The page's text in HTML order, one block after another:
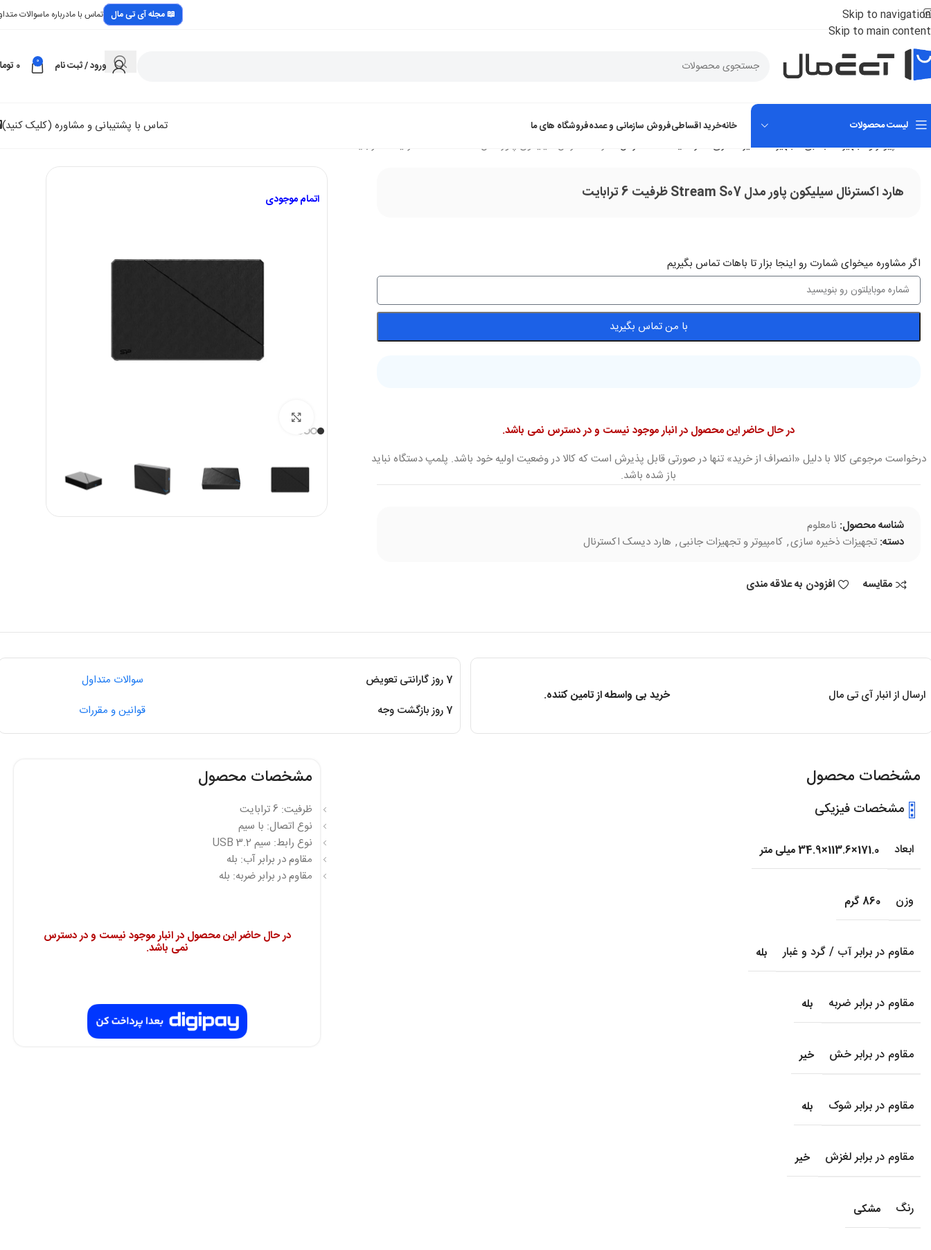
Skip to navigation
Skip to main content
📖 مجله آی تی مال تماس با مادرباره ماسوالات
ورود / ثبت نام 0
0
لیست محصولات خانهخرید اقساطیفروش سازمانی و عمدهفروشگاه های ما
تماس با پشتیبانی و مشاوره (کلیک کنید)
خانه کامپیوتر و تجهیزات جانبی تجهیزات ذخیره سازی هارد دیسک اکسترنال هارد اکسترنال سیلیکون پاور مدل Stream S07 ظرفیت 6 ترابایت
هارد اکسترنال سیلیکون پاور مدل Stream S07 ظرفیت 6 ترابایت
اگر‌ مشاوره میخوای شمارت رو اینجا بزار تا باهات تماس بگیریم
با من تماس بگیرید
در حال حاضر این محصول در انبار موجود نیست و در دسترس نمی باشد.
درخواست مرجوعی کالا با دلیل «انصراف از خرید» تنها در صورتی قابل پذیرش است که کالا در وضعیت اولیه خود باشد. پلمپ دستگاه نباید
باز شده باشد.
شناسه محصول: نامعلوم
دسته: تجهیزات ذخیره سازی, کامپیوتر و تجهیزات جانبی, هارد دیسک اکسترنال
مقایسه افزودن به علاقه مندی
اتمام موجودی
ارسال از انبار آی تی مال خرید بی واسطه از تامین کننده.
7 روز گارانتی تعویض
سوالات متداول
7 روز بازگشت وجه
قوانین و مقررات
مشخصات محصول
مشخصات فیزیکی
ابعاد 171.0×113.6×34.9 میلی متر
وزن 860 گرم
مقاوم در برابر آب / گرد و غبار بله
مقاوم در برابر ضربه بله
مقاوم در برابر خش خیر
مقاوم در برابر شوک بله
مقاوم در برابر لغزش خیر
رنگ مشکی
مشخصات محصول
ظرفیت: 6 ترابایت
نوع اتصال: با سیم
نوع رابط: سیم USB 3.2
مقاوم در برابر آب: بله
مقاوم در برابر ضربه: بله
در حال حاضر این محصول در انبار موجود نیست و در دسترس
نمی باشد.